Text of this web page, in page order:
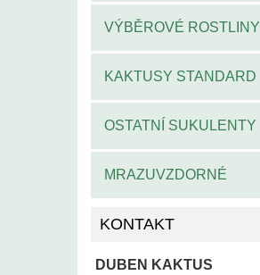
VÝBĚROVÉ ROSTLINY
KAKTUSY STANDARD
OSTATNÍ SUKULENTY
MRAZUVZDORNÉ
KONTAKT
DUBEN KAKTUS